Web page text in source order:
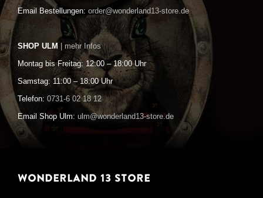
Email Bestellungen: order@wonderland13-store.de
SHOP ULM | mehr Infos
Montag bis Freitag: 12:00 – 18:00 Uhr
Samstag: 11:00 – 18:00 Uhr
Telefon: 0731-6 02 18 12
Email Shop Ulm: ulm@wonderland13-store.de
WONDERLAND 13 STORE